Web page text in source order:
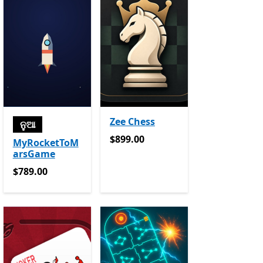
ନୁଆ
MyRocketToM
arsGame
$789.00
$789.00
Zee Chess
$899.00
$899.00